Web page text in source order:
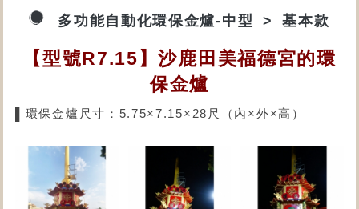
多功能自動化環保金爐-中型 基本款
【型號R7.15】沙鹿田美福德宮的環
保金爐
▌環保金爐尺寸：5.75×7.15×28尺（內×外×高）